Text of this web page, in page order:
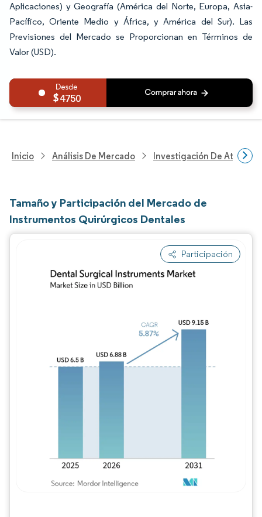
Aplicaciones) y Geografía (América del Norte, Europa, Asia-
Pacífico, Oriente Medio y África, y América del Sur). Las
Previsiones del Mercado se Proporcionan en Términos de
Valor (USD).
4750
Inicio Análisis De Mercado Investigación De
Tamaño y Participación del Mercado de
Instrumentos Quirúrgicos Dentales
Participación